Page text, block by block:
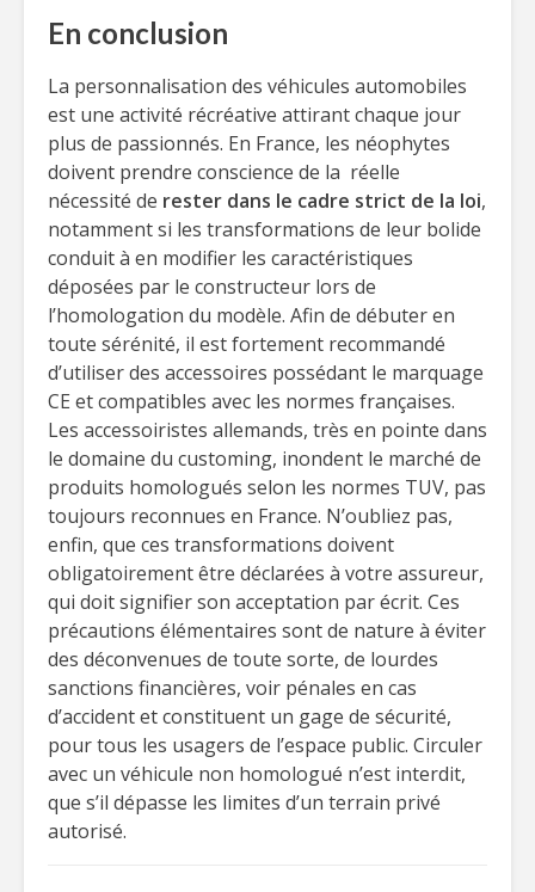
En conclusion
La personnalisation des véhicules automobiles
est une activité récréative attirant chaque jour
plus de passionnés. En France, les néophytes
doivent prendre conscience de la réelle
nécessité de rester dans le cadre strict de la loi,
notamment si les transformations de leur bolide
conduit à en modifier les caractéristiques
déposées par le constructeur lors de
l’homologation du modèle. Afin de débuter en
toute sérénité, il est fortement recommandé
d’utiliser des accessoires possédant le marquage
CE et compatibles avec les normes françaises.
Les accessoiristes allemands, très en pointe dans
le domaine du customing, inondent le marché de
produits homologués selon les normes TUV, pas
toujours reconnues en France. N’oubliez pas,
enfin, que ces transformations doivent
obligatoirement être déclarées à votre assureur,
qui doit signifier son acceptation par écrit. Ces
précautions élémentaires sont de nature à éviter
des déconvenues de toute sorte, de lourdes
sanctions financières, voir pénales en cas
d’accident et constituent un gage de sécurité,
pour tous les usagers de l’espace public. Circuler
avec un véhicule non homologué n’est interdit,
que s’il dépasse les limites d’un terrain privé
autorisé.